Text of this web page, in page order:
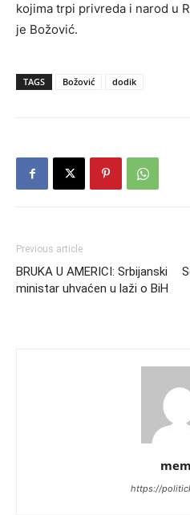
kojima trpi privreda i narod u
je Božović.
TAGS Božović dodik
Previous article
BRUKA U AMERICI: Srbijanski
ministar uhvaćen u laži o BiH
https://